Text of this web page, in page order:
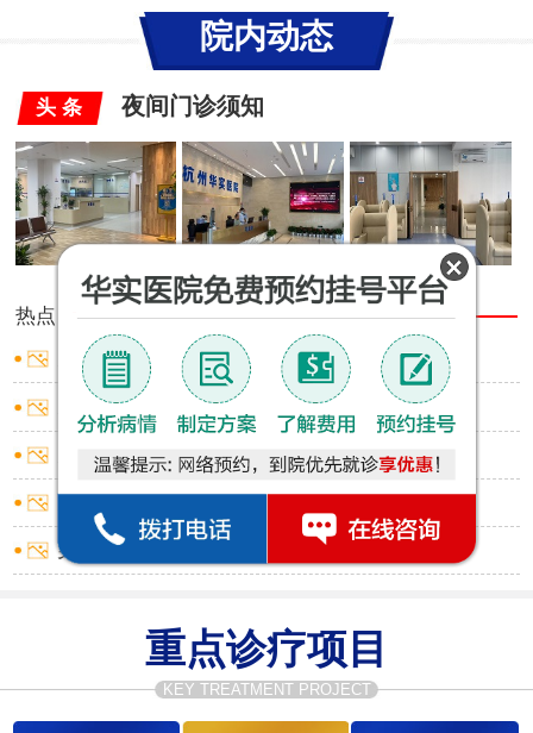
院内动态
头 条 夜间门诊须知
热点
推荐
男性包皮有白色小点
男性包皮口出血是什么原因
男性包皮红肿小窍门
男性包皮过长有啥影响
男性包皮环切术应挂什么科
重点诊疗项目
KEY TREATMENT PROJECT